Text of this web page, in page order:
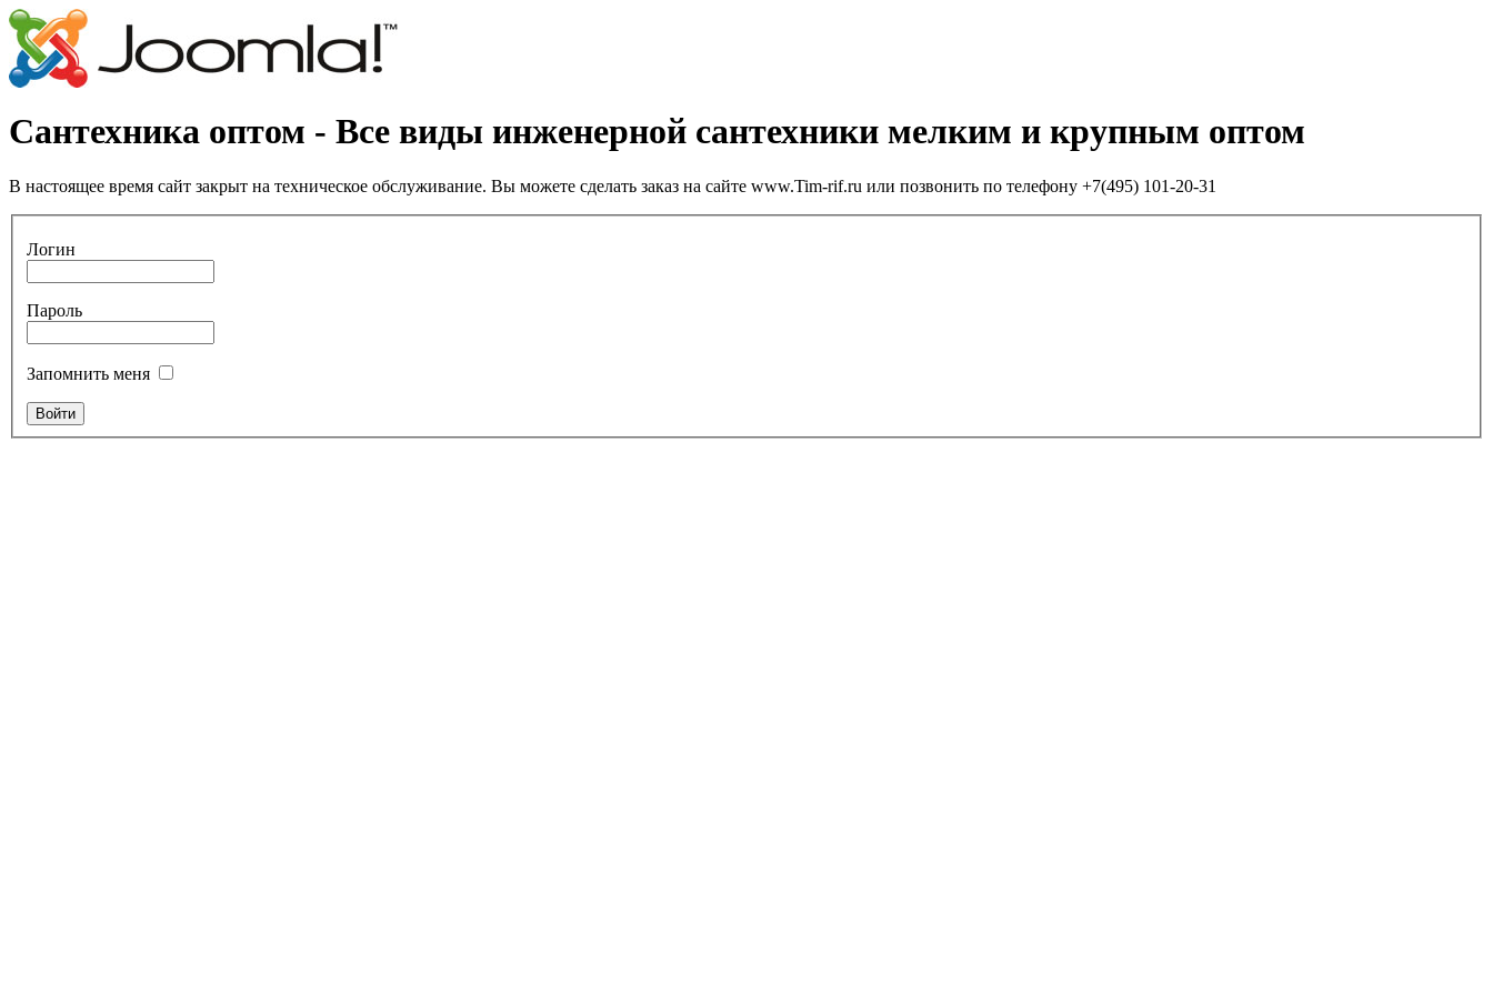
Сантехника оптом - Все виды инженерной сантехники мелким и крупным оптом
В настоящее время сайт закрыт на техническое обслуживание. Вы можете сделать заказ на сайте www.Tim-rif.ru или позвонить по телефону +7(495) 101-20-31
Логин
Пароль
Запомнить меня